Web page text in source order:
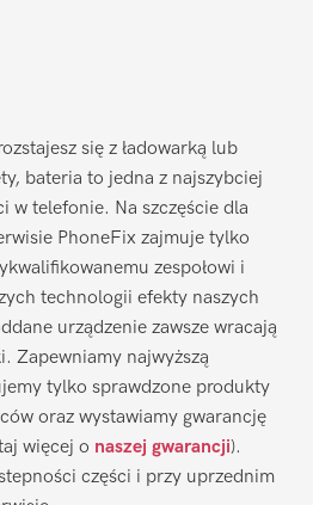
się z ładowarką lub
bateria to jedna z najszybciej
w telefonie. Na szczęście dla
PhoneFix zajmuje tylko
zespołowi i
technologii efekty naszych
urządzenie zawsze wracają
Zapewniamy najwyższą
tylko sprawdzone produkty
oraz wystawiamy gwarancję
więcej o naszej gwarancji).
części i przy uprzednim